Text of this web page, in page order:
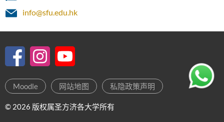
info@sfu.edu.hk
Moodle 网站地图 私隐政策声明
© 2026 版权属圣方济各大学所有